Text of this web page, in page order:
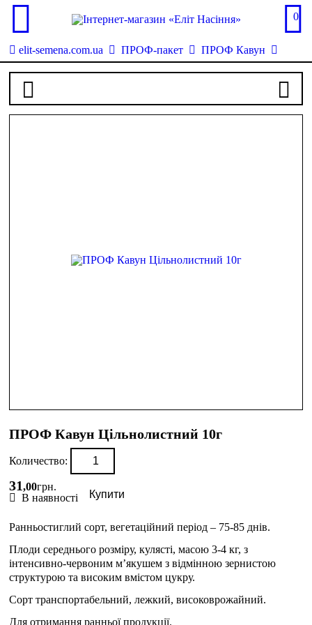
0
elit-semena.com.ua ПРОФ-пакет ПРОФ Кавун
ПРОФ Кавун Цільнолистний 10г
Количество:
31,00грн.
В наявності
Купити
Ранньостиглий сорт, вегетаційний період – 75-85 днів.
Плоди середнього розміру, кулясті, масою 3-4 кг, з
інтенсивно-червоним м’якушем з відмінною зернистою
структурою та високим вмістом цукру.
Сорт транспортабельний, лежкий, високоврожайний.
Для отримання ранньої продукції.